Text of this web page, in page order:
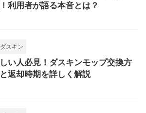
利用者が語る本音とは？
スキン
い人必見！ダスキンモップ交換方
返却時期を詳しく解説